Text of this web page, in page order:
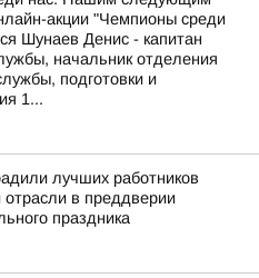
акции "Чемпионы среди
Шунаев Денис - капитан
начальник отделения
подготовки и
1...
лучших работников
отрасли в преддверии
праздника